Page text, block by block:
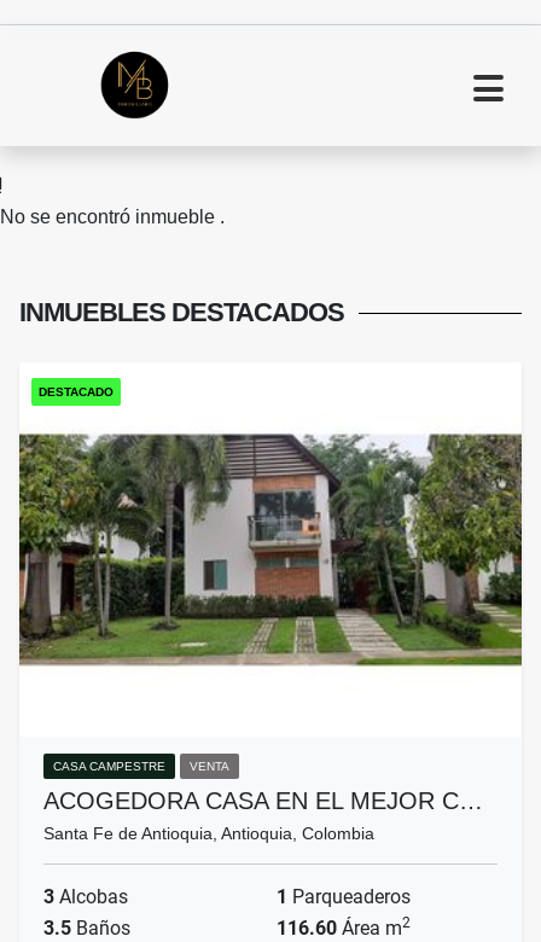
No se encontró inmueble .
INMUEBLES DESTACADOS
DESTACADO
CASA CAMPESTRE VENTA
ACOGEDORA CASA EN EL MEJOR C…
Santa Fe de Antioquia, Antioquia, Colombia
3 Alcobas 1 Parqueaderos
3.5 Baños 116.60 Área m2